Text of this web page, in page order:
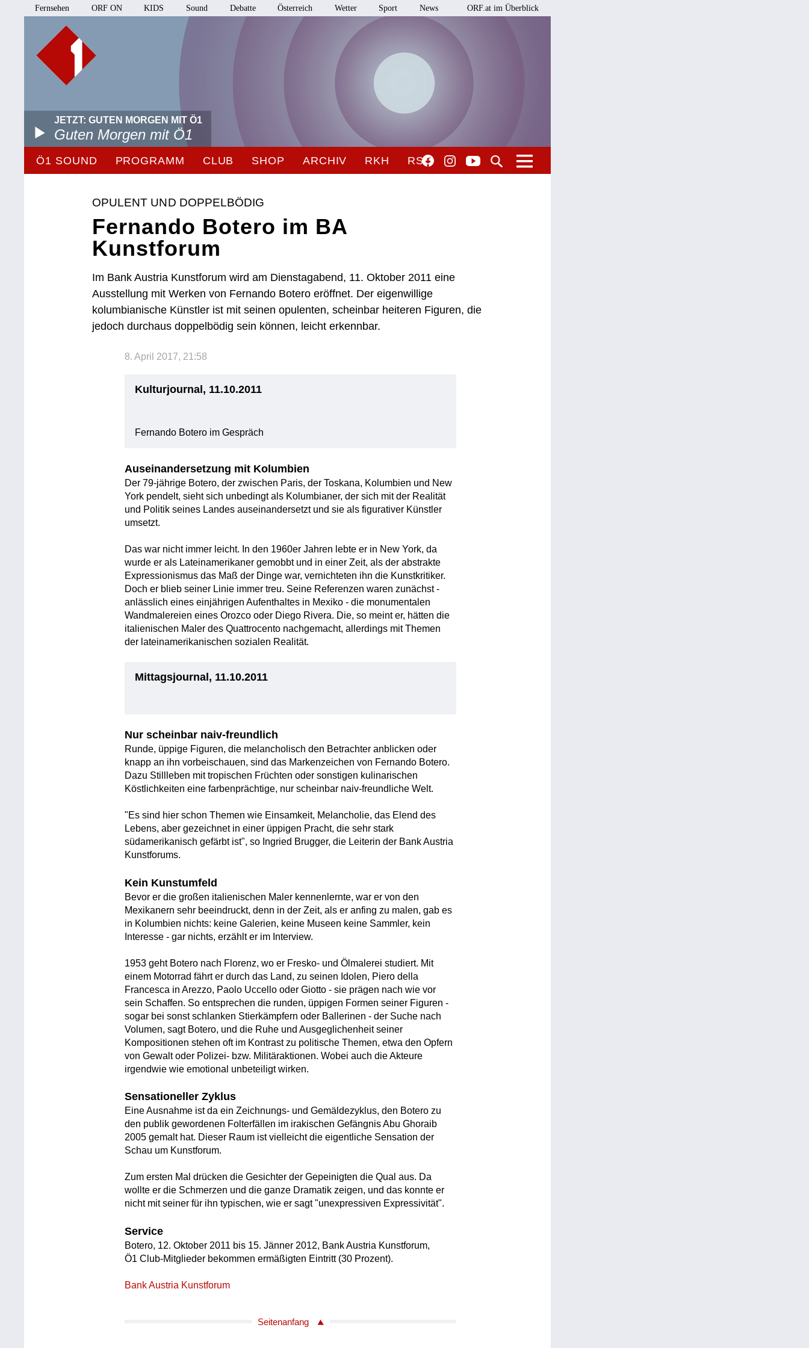
Fernsehen ORF ON KIDS Sound Debatte Österreich Wetter Sport News ORF.at im Überblick
JETZT: GUTEN MORGEN MIT Ö1
Guten Morgen mit Ö1
Ö1 SOUND PROGRAMM CLUB SHOP ARCHIV RKH RSO
OPULENT UND DOPPELBÖDIG
Fernando Botero im BA
Kunstforum
Im Bank Austria Kunstforum wird am Dienstagabend, 11. Oktober 2011 eine
Ausstellung mit Werken von Fernando Botero eröffnet. Der eigenwillige
kolumbianische Künstler ist mit seinen opulenten, scheinbar heiteren Figuren, die
jedoch durchaus doppelbödig sein können, leicht erkennbar.
8. April 2017, 21:58
Kulturjournal, 11.10.2011
Fernando Botero im Gespräch
Auseinandersetzung mit Kolumbien
Der 79-jährige Botero, der zwischen Paris, der Toskana, Kolumbien und New
York pendelt, sieht sich unbedingt als Kolumbianer, der sich mit der Realität
und Politik seines Landes auseinandersetzt und sie als figurativer Künstler
umsetzt.
Das war nicht immer leicht. In den 1960er Jahren lebte er in New York, da
wurde er als Lateinamerikaner gemobbt und in einer Zeit, als der abstrakte
Expressionismus das Maß der Dinge war, vernichteten ihn die Kunstkritiker.
Doch er blieb seiner Linie immer treu. Seine Referenzen waren zunächst -
anlässlich eines einjährigen Aufenthaltes in Mexiko - die monumentalen
Wandmalereien eines Orozco oder Diego Rivera. Die, so meint er, hätten die
italienischen Maler des Quattrocento nachgemacht, allerdings mit Themen
der lateinamerikanischen sozialen Realität.
Mittagsjournal, 11.10.2011
Nur scheinbar naiv-freundlich
Runde, üppige Figuren, die melancholisch den Betrachter anblicken oder
knapp an ihn vorbeischauen, sind das Markenzeichen von Fernando Botero.
Dazu Stillleben mit tropischen Früchten oder sonstigen kulinarischen
Köstlichkeiten eine farbenprächtige, nur scheinbar naiv-freundliche Welt.
"Es sind hier schon Themen wie Einsamkeit, Melancholie, das Elend des
Lebens, aber gezeichnet in einer üppigen Pracht, die sehr stark
südamerikanisch gefärbt ist", so Ingried Brugger, die Leiterin der Bank Austria
Kunstforums.
Kein Kunstumfeld
Bevor er die großen italienischen Maler kennenlernte, war er von den
Mexikanern sehr beeindruckt, denn in der Zeit, als er anfing zu malen, gab es
in Kolumbien nichts: keine Galerien, keine Museen keine Sammler, kein
Interesse - gar nichts, erzählt er im Interview.
1953 geht Botero nach Florenz, wo er Fresko- und Ölmalerei studiert. Mit
einem Motorrad fährt er durch das Land, zu seinen Idolen, Piero della
Francesca in Arezzo, Paolo Uccello oder Giotto - sie prägen nach wie vor
sein Schaffen. So entsprechen die runden, üppigen Formen seiner Figuren -
sogar bei sonst schlanken Stierkämpfern oder Ballerinen - der Suche nach
Volumen, sagt Botero, und die Ruhe und Ausgeglichenheit seiner
Kompositionen stehen oft im Kontrast zu politische Themen, etwa den Opfern
von Gewalt oder Polizei- bzw. Militäraktionen. Wobei auch die Akteure
irgendwie wie emotional unbeteiligt wirken.
Sensationeller Zyklus
Eine Ausnahme ist da ein Zeichnungs- und Gemäldezyklus, den Botero zu
den publik gewordenen Folterfällen im irakischen Gefängnis Abu Ghoraib
2005 gemalt hat. Dieser Raum ist vielleicht die eigentliche Sensation der
Schau um Kunstforum.
Zum ersten Mal drücken die Gesichter der Gepeinigten die Qual aus. Da
wollte er die Schmerzen und die ganze Dramatik zeigen, und das konnte er
nicht mit seiner für ihn typischen, wie er sagt "unexpressiven Expressivität".
Service
Botero, 12. Oktober 2011 bis 15. Jänner 2012, Bank Austria Kunstforum,
Ö1 Club-Mitglieder bekommen ermäßigten Eintritt (30 Prozent).
Bank Austria Kunstforum
Seitenanfang